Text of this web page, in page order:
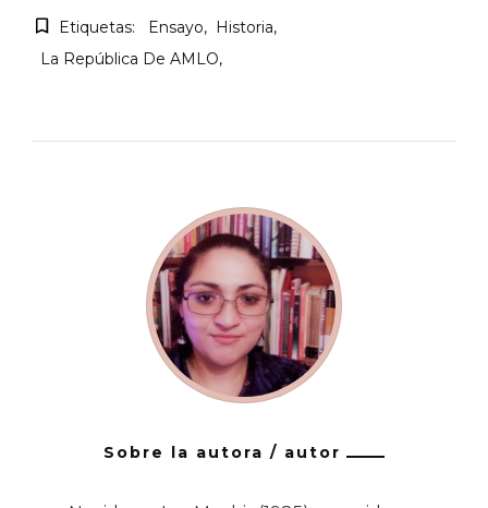
Etiquetas: Ensayo
Historia
La República De AMLO
Sobre la autora / autor